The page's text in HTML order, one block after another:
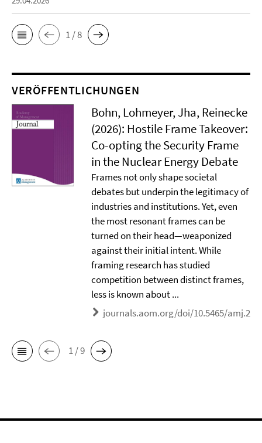
1 / 8
VERÖFFENTLICHUNGEN
Bohn, Lohmeyer, Jha, Reinecke
(2026): Hostile Frame Takeover:
Co-opting the Security Frame
in the Nuclear Energy Debate
Frames not only shape societal
debates but underpin the legitimacy of
industries and institutions. Yet, even
the most resonant frames can be
turned on their head—weaponized
against their initial intent. While
framing research has studied
competition between distinct frames,
less is known about ...
journals.aom.org/doi/10.5465/
1 / 9